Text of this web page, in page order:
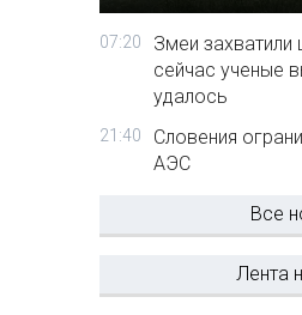
07:20
Змеи захватили
сейчас ученые
удалось
21:40
Словения
АЭС
Все
Лента